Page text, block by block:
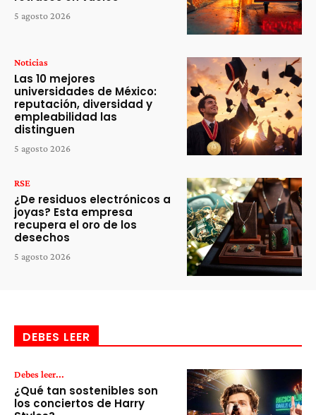
5 agosto 2026
Noticias
Las 10 mejores
universidades de México:
reputación, diversidad y
empleabilidad las
distinguen
5 agosto 2026
RSE
¿De residuos electrónicos a
joyas? Esta empresa
recupera el oro de los
desechos
5 agosto 2026
DEBES LEER
Debes leer...
¿Qué tan sostenibles son
los conciertos de Harry